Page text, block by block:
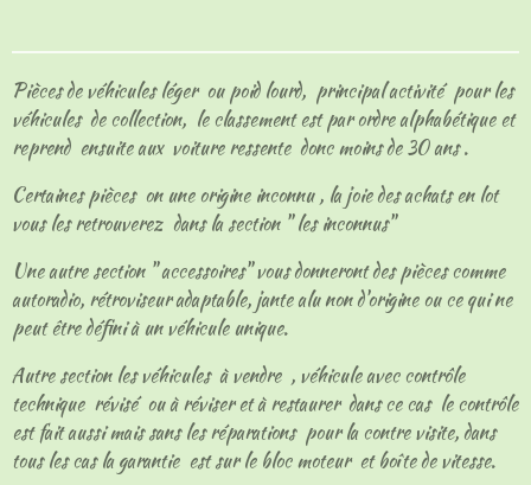
g
r
g
r
g
r
g
r
Pièces de véhicules léger ou poid lourd, principal activité pour les
véhicules de collection, le classement est par ordre alphabétique et
reprend ensuite aux voiture ressente donc moins de 30 ans .
Certaines pièces on une origine inconnu , la joie des achats en lot
vous les retrouverez dans la section " les inconnus"
Une autre section " accessoires" vous donneront des pièces comme
autoradio, rétroviseur adaptable, jante alu non d'origine ou ce qui ne
peut être défini à un véhicule unique.
Autre section les véhicules à vendre , véhicule avec contrôle
technique révisé ou à réviser et à restaurer dans ce cas le contrôle
est fait aussi mais sans les réparations pour la contre visite, dans
tous les cas la garantie est sur le bloc moteur et boîte de vitesse.